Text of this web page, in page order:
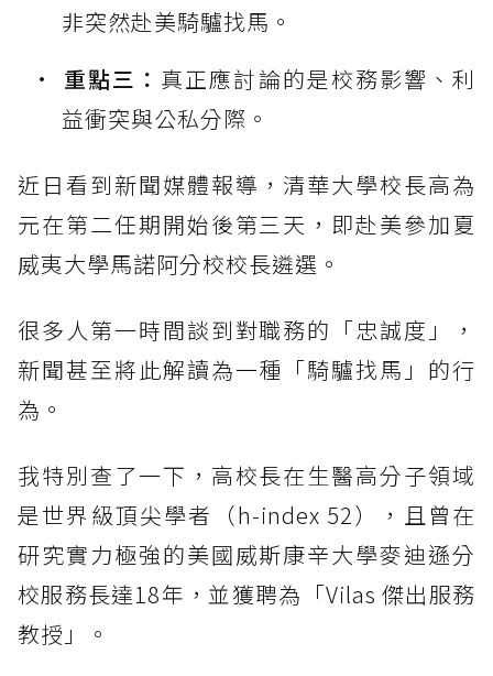
非突然赴美騎驢找馬。
重點三： 真正應討論的是校務影響、利
益衝突與公私分際。
近日看到新聞媒體報導，清華大學校長高為
元在第二任期開始後第三天，即赴美參加夏
威夷大學馬諾阿分校校長遴選。
很多人第一時間談到對職務的「忠誠度」，
新聞甚至將此解讀為一種「騎驢找馬」的行
為。
我特別查了一下，高校長在生醫高分子領域
是世界級頂尖學者（h-index 52），且曾在
研究實力極強的美國威斯康辛大學麥迪遜分
校服務長達18年，並獲聘為「Vilas 傑出服務
教授」。